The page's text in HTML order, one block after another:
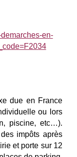
en-
due en France
ou lors
piscine, etc…).
impôts après
et porte sur 12